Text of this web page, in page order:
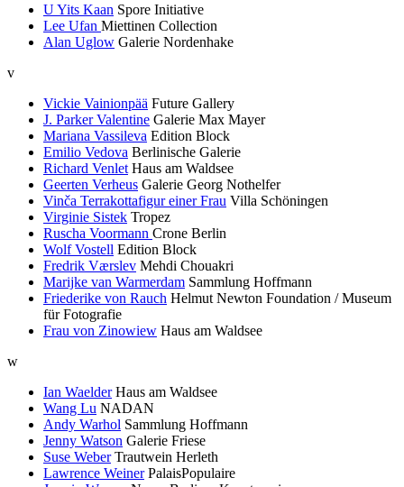
U Yits Kaan Spore Initiative
Lee Ufan Miettinen Collection
Alan Uglow Galerie Nordenhake
v
Vickie Vainionpää Future Gallery
J. Parker Valentine Galerie Max Mayer
Mariana Vassileva Edition Block
Emilio Vedova Berlinische Galerie
Richard Venlet Haus am Waldsee
Geerten Verheus Galerie Georg Nothelfer
Vinča Terrakottafigur einer Frau Villa Schöningen
Virginie Sistek Tropez
Ruscha Voormann Crone Berlin
Wolf Vostell Edition Block
Fredrik Værslev Mehdi Chouakri
Marijke van Warmerdam Sammlung Hoffmann
Friederike von Rauch Helmut Newton Foundation / Museum
für Fotografie
Frau von Zinowiew Haus am Waldsee
w
Ian Waelder Haus am Waldsee
Wang Lu NADAN
Andy Warhol Sammlung Hoffmann
Jenny Watson Galerie Friese
Suse Weber Trautwein Herleth
Lawrence Weiner PalaisPopulaire